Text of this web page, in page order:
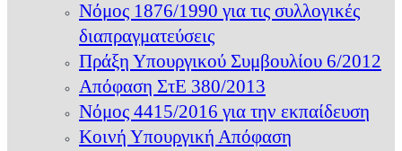
Νόμος 1876/1990 για τις συλλογικές
διαπραγματεύσεις
Πράξη Υπουργικού Συμβουλίου 6/2012
Απόφαση ΣτΕ 380/2013
Νόμος 4415/2016 για την εκπαίδευση
Κοινή Υπουργική Απόφαση